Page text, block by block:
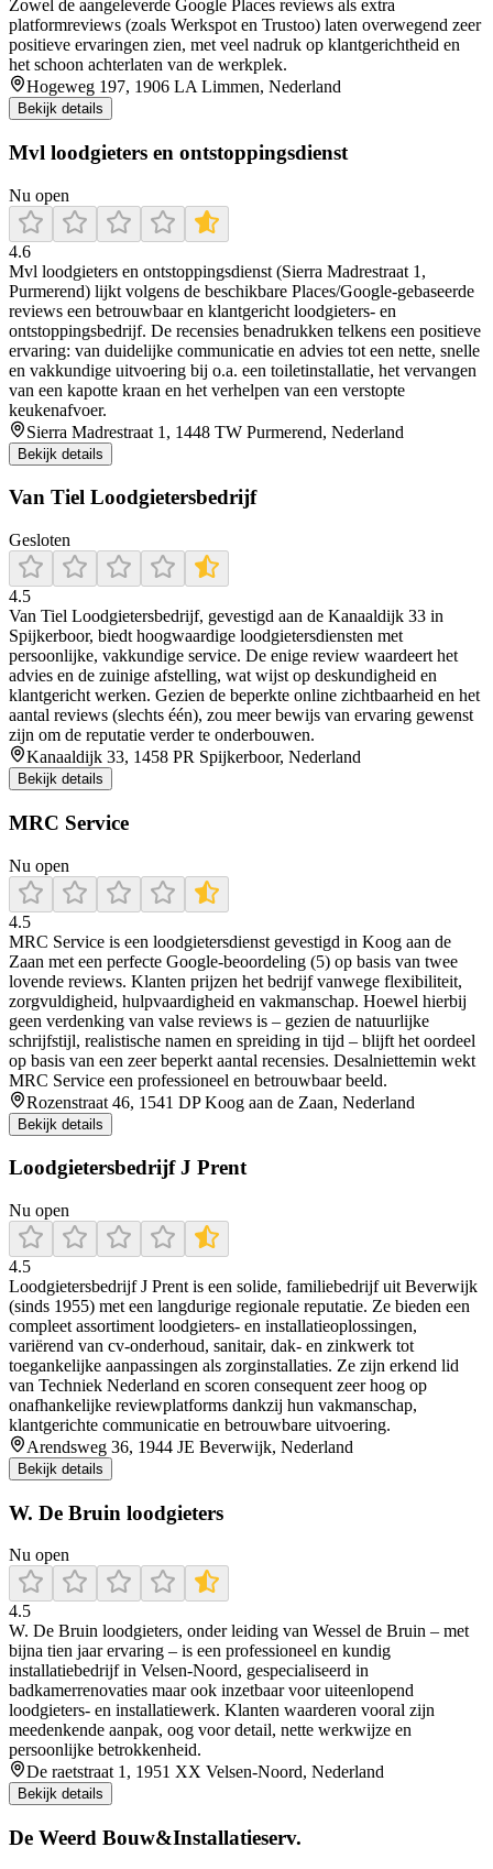
Zowel de aangeleverde Google Places reviews als extra
platformreviews (zoals Werkspot en Trustoo) laten overwegend zeer
positieve ervaringen zien, met veel nadruk op klantgerichtheid en
het schoon achterlaten van de werkplek.
Hogeweg 197, 1906 LA Limmen, Nederland
Bekijk details
Mvl loodgieters en ontstoppingsdienst
Nu open
4.6
Mvl loodgieters en ontstoppingsdienst (Sierra Madrestraat 1,
Purmerend) lijkt volgens de beschikbare Places/Google-gebaseerde
reviews een betrouwbaar en klantgericht loodgieters- en
ontstoppingsbedrijf. De recensies benadrukken telkens een positieve
ervaring: van duidelijke communicatie en advies tot een nette, snelle
en vakkundige uitvoering bij o.a. een toiletinstallatie, het vervangen
van een kapotte kraan en het verhelpen van een verstopte
keukenafvoer.
Sierra Madrestraat 1, 1448 TW Purmerend, Nederland
Bekijk details
Van Tiel Loodgietersbedrijf
Gesloten
4.5
Van Tiel Loodgietersbedrijf, gevestigd aan de Kanaaldijk 33 in
Spijkerboor, biedt hoogwaardige loodgietersdiensten met
persoonlijke, vakkundige service. De enige review waardeert het
advies en de zuinige afstelling, wat wijst op deskundigheid en
klantgericht werken. Gezien de beperkte online zichtbaarheid en het
aantal reviews (slechts één), zou meer bewijs van ervaring gewenst
zijn om de reputatie verder te onderbouwen.
Kanaaldijk 33, 1458 PR Spijkerboor, Nederland
Bekijk details
MRC Service
Nu open
4.5
MRC Service is een loodgietersdienst gevestigd in Koog aan de
Zaan met een perfecte Google-beoordeling (5) op basis van twee
lovende reviews. Klanten prijzen het bedrijf vanwege flexibiliteit,
zorgvuldigheid, hulpvaardigheid en vakmanschap. Hoewel hierbij
geen verdenking van valse reviews is – gezien de natuurlijke
schrijfstijl, realistische namen en spreiding in tijd – blijft het oordeel
op basis van een zeer beperkt aantal recensies. Desalniettemin wekt
MRC Service een professioneel en betrouwbaar beeld.
Rozenstraat 46, 1541 DP Koog aan de Zaan, Nederland
Bekijk details
Loodgietersbedrijf J Prent
Nu open
4.5
Loodgietersbedrijf J Prent is een solide, familiebedrijf uit Beverwijk
(sinds 1955) met een langdurige regionale reputatie. Ze bieden een
compleet assortiment loodgieters- en installatieoplossingen,
variërend van cv-onderhoud, sanitair, dak- en zinkwerk tot
toegankelijke aanpassingen als zorginstallaties. Ze zijn erkend lid
van Techniek Nederland en scoren consequent zeer hoog op
onafhankelijke reviewplatforms dankzij hun vakmanschap,
klantgerichte communicatie en betrouwbare uitvoering.
Arendsweg 36, 1944 JE Beverwijk, Nederland
Bekijk details
W. De Bruin loodgieters
Nu open
4.5
W. De Bruin loodgieters, onder leiding van Wessel de Bruin – met
bijna tien jaar ervaring – is een professioneel en kundig
installatiebedrijf in Velsen‑Noord, gespecialiseerd in
badkamerrenovaties maar ook inzetbaar voor uiteenlopend
loodgieters- en installatiewerk. Klanten waarderen vooral zijn
meedenkende aanpak, oog voor detail, nette werkwijze en
persoonlijke betrokkenheid.
De raetstraat 1, 1951 XX Velsen-Noord, Nederland
Bekijk details
De Weerd Bouw&Installatieserv.